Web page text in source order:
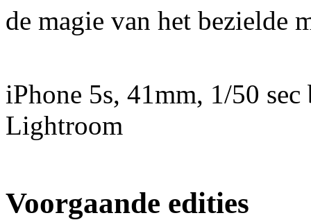
de magie van het bezielde
iPhone 5s, 41mm, 1/50
Lightroom
Voorgaande edities